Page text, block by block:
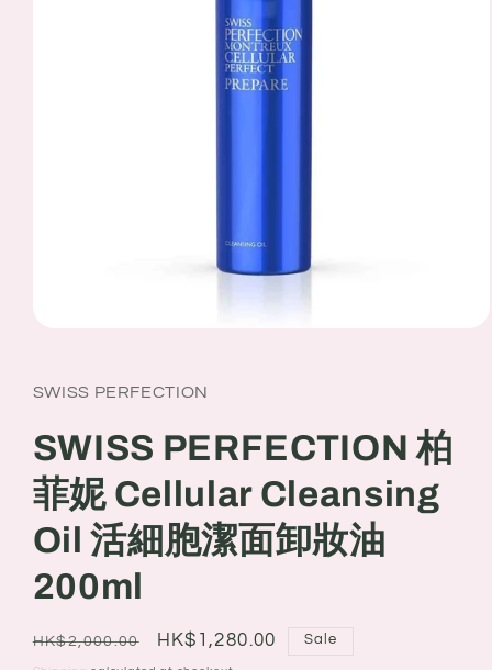
in
modal
SWISS PERFECTION
SWISS PERFECTION 柏
菲妮 Cellular Cleansing
Oil 活細胞潔面卸妝油
200ml
Regular
HK$2,000.00
Sale
HK$1,280.00 Sale